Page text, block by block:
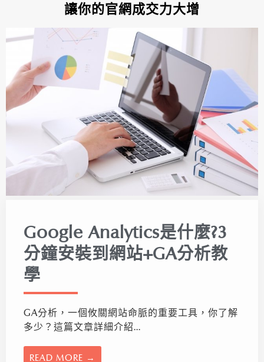
讓你的官網成交力大增
Google Analytics是什麼?3
分鐘安裝到網站+GA分析教
學
GA分析，一個攸關網站命脈的重要工具，你了解
多少？這篇文章詳細介紹...
READ MORE →